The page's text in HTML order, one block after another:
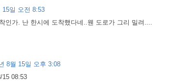
15일 오전 8:53
인가. 난 한시에 도착했다네..웬 도로가 그리 밀려....
8월 15일 오후 3:08
15 08:53